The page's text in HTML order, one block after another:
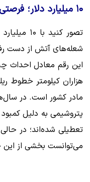
۱۰ میلیارد دلار؛ فرصتی که سوخت
تصور
شعله‌های آتش از دست
این رقم معادل احداث
هزاران کیلومتر خطوط
مادر کشور است. در
پتروشیمی به دلیل
تعطیلی شده‌اند؛ در
می‌توانست بخشی از این